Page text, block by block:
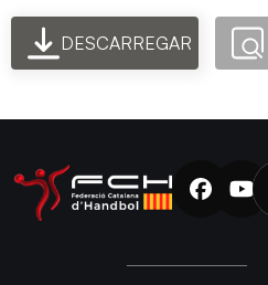
DESCARREGAR